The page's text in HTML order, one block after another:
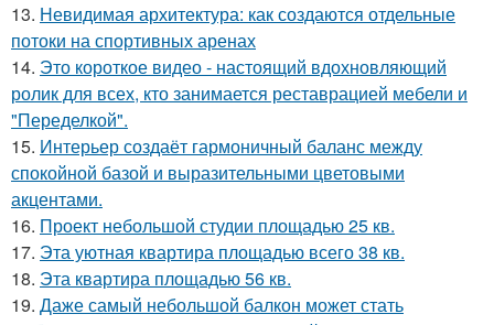
13. Невидимая архитектура: как создаются отдельные
потоки на спортивных аренах
14. Это короткое видео - настоящий вдохновляющий
ролик для всех, кто занимается реставрацией мебели и
"Переделкой".
15. Интерьер создаёт гармоничный баланс между
спокойной базой и выразительными цветовыми
акцентами.
16. Проект небольшой студии площадью 25 кв.
17. Эта уютная квартира площадью всего 38 кв.
18. Эта квартира площадью 56 кв.
19. Даже самый небольшой балкон может стать